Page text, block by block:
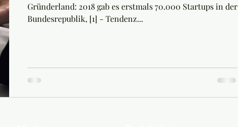
Gründerland: 2018 gab es erstmals 70.000 Startups in der
Bundesrepublik, [1] - Tendenz...